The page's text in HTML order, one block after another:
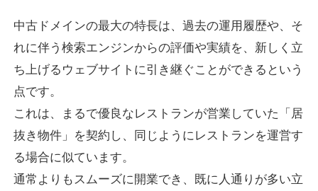
詳細を見る
ジャンルエンターテイメント
37
10,800円
box-cafe.jp
中古ドメインの最大の特長は、過去の運用履歴や、そ
れに伴う検索エンジンからの評価や実績を、新しく立
ち上げるウェブサイトに引き継ぐことができるという
点です。
これは、まるで優良なレストランが営業していた「居
抜き物件」を契約し、同じようにレストランを運営す
る場合に似ています。
通常よりもスムーズに開業でき、既に人通りが多い立